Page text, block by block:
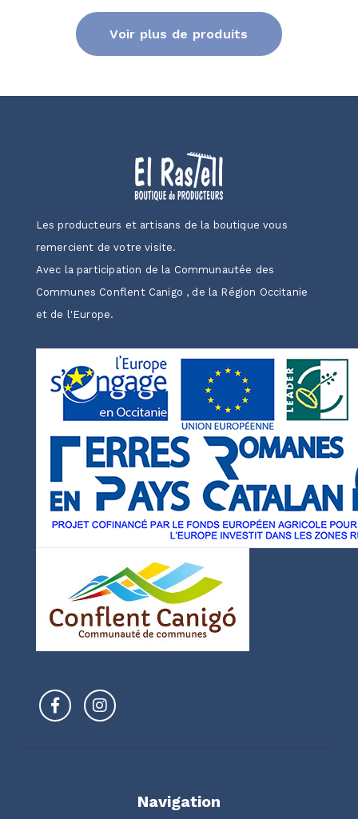
Voir plus de produits
Les producteurs et artisans de la boutique vous
remercient de votre visite.
Avec la participation de la Communautée des
Communes Conflent Canigo , de la Région Occitanie
et de l'Europe.
Navigation